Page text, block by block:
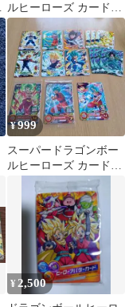
ルヒーローズ カード3
枚セット
¥999
スーパードラゴンボー
ルヒーローズ カードセ
¥2,500